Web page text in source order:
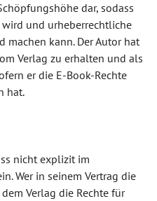
dar, sodass
und urheberrechtliche
machen kann. Der Autor hat
Verlag zu erhalten und als
er die E-Book-Rechte
hat.
nicht explizit im
Wer in seinem Vertrag die
Verlag die Rechte für